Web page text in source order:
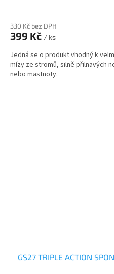
330 Kč bez DPH
399 Kč / ks
Jedná se o produkt vhodný k
mízy ze stromů, silně přilnavých
nebo mastnoty.
GS27 TRIPLE ACTION